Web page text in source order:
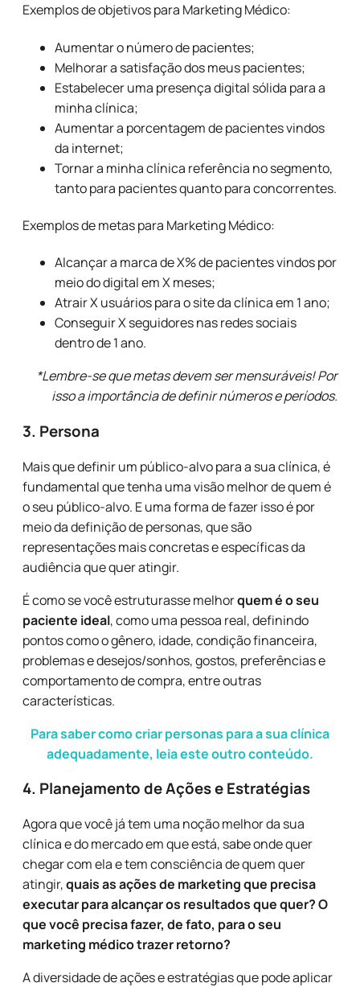
Exemplos de objetivos para Marketing Médico:
Aumentar o número de pacientes;
Melhorar a satisfação dos meus pacientes;
Estabelecer uma presença digital sólida para a
minha clínica;
Aumentar a porcentagem de pacientes vindos
da internet;
Tornar a minha clínica referência no segmento,
tanto para pacientes quanto para concorrentes.
Exemplos de metas para Marketing Médico:
Alcançar a marca de X% de pacientes vindos por
meio do digital em X meses;
Atrair X usuários para o site da clínica em 1 ano;
Conseguir X seguidores nas redes sociais
dentro de 1 ano.
*Lembre-se que metas devem ser mensuráveis!Por
isso a importância de definir números e períodos.
3. Persona
Mais que definir um público-alvo para a sua clínica, é
fundamental que tenha uma visão melhor de quem é
o seu público-alvo. E uma forma de fazer isso é por
meio da definição de personas, que são
representações mais concretas e específicas da
audiência que quer atingir.
É como se você estruturasse melhorquem é o seu
paciente ideal, como uma pessoa real, definindo
pontos como o gênero, idade, condição financeira,
problemas e desejos/sonhos, gostos, preferências e
comportamento de compra, entre outras
características.
Para saber como criar personas para a sua clínica
adequadamente, leia este outro conteúdo.
4. Planejamento de Ações e Estratégias
Agora que você já tem uma noção melhor da sua
clínica e do mercado em que está, sabe onde quer
chegar com ela e tem consciência de quem quer
atingir,quais as ações de marketing que precisa
executar para alcançar os resultados que quer? O
que você precisa fazer, de fato, para o seu
marketing médico trazer retorno?
A diversidade de ações e estratégias que pode aplicar